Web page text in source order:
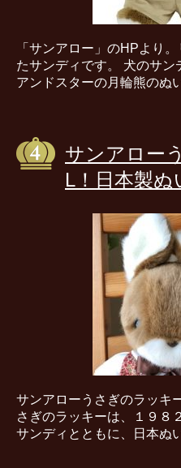
「サンアロー」のHPより
たサンディです。 犬のサ
アンドスターの月輪熊のぬ
サンアロー
L！日本製ぬ
サンアローうさぎのラッキ
さぎのラッキーは、１９８
サンディとともに、日本ぬ